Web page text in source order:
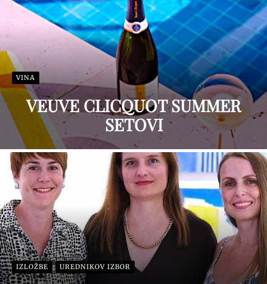
VINA
VEUVE CLICQUOT SUMMER
SETOVI
IZLOŽBE UREDNIKOV IZBOR